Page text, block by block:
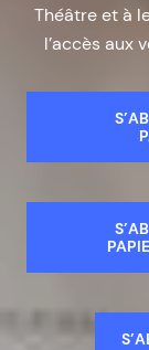
Théâtre et à
l’accès aux